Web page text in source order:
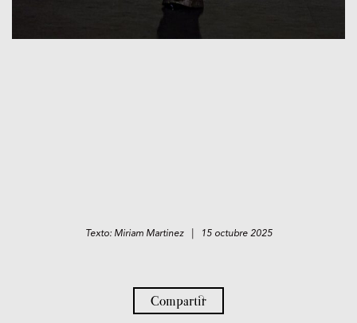
Texto: Miriam Martinez | 15 octubre 2025
Compartir